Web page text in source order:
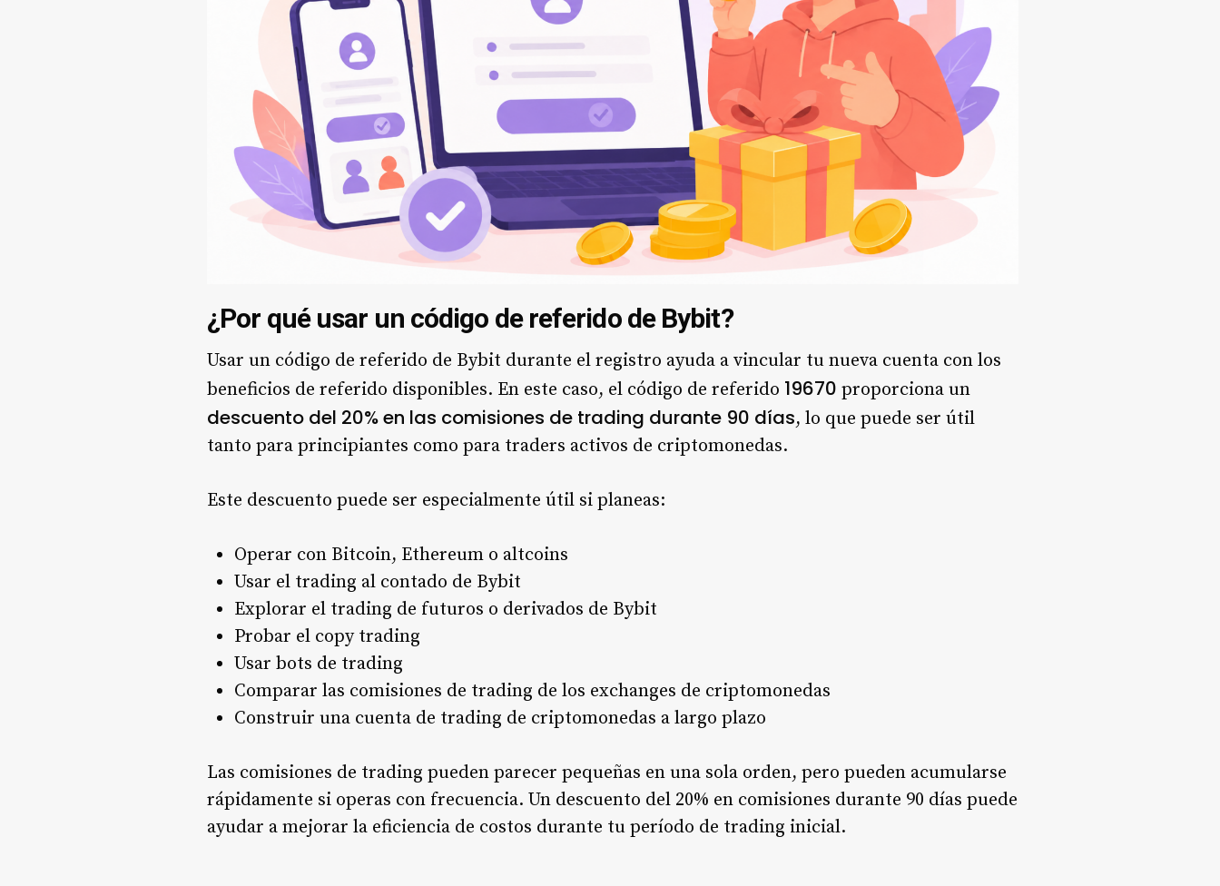
¿Por qué usar un código de referido de Bybit?
Usar un código de referido de Bybit durante el registro ayuda a vincular tu nueva cuenta con los
beneficios de referido disponibles. En este caso, el código de referido 19670 proporciona un
descuento del 20% en las comisiones de trading durante 90 días, lo que puede ser útil
tanto para principiantes como para traders activos de criptomonedas.
Este descuento puede ser especialmente útil si planeas:
Operar con Bitcoin, Ethereum o altcoins
Usar el trading al contado de Bybit
Explorar el trading de futuros o derivados de Bybit
Probar el copy trading
Usar bots de trading
Comparar las comisiones de trading de los exchanges de criptomonedas
Construir una cuenta de trading de criptomonedas a largo plazo
Las comisiones de trading pueden parecer pequeñas en una sola orden, pero pueden acumularse
rápidamente si operas con frecuencia. Un descuento del 20% en comisiones durante 90 días puede
ayudar a mejorar la eficiencia de costos durante tu período de trading inicial.